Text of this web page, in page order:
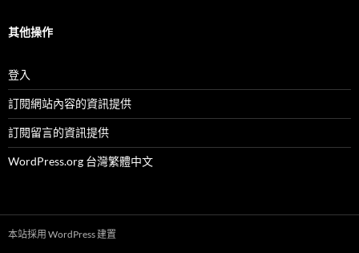
字:
其他操作
登入
訂閱網站內容的資訊提供
訂閱留言的資訊提供
WordPress.org 台灣繁體中文
本站採用 WordPress 建置